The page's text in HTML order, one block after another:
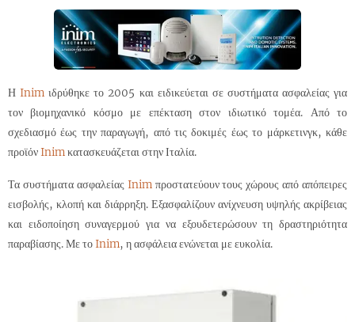
ΗInimιδρύθηκε το 2005 και ειδικεύεται σε συστήματα ασφαλείας για
τον βιομηχανικό κόσμο με επέκταση στον ιδιωτικό τομέα. Από το
σχεδιασμό έως την παραγωγή, από τις δοκιμές έως το μάρκετινγκ, κάθε
προϊόνInimκατασκευάζεται στην Ιταλία.
Τα συστήματα ασφαλείας Inim προστατεύουν τους χώρους από απόπειρες
εισβολής, κλοπή και διάρρηξη. Εξασφαλίζουν ανίχνευση υψηλής ακρίβειας
και ειδοποίηση συναγερμού για να εξουδετερώσουν τη δραστηριότητα
παραβίασης. Με τοInim, η ασφάλεια ενώνεται με ευκολία.